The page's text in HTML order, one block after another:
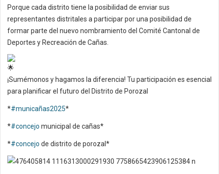
Porque cada distrito tiene la posibilidad de enviar sus
representantes distritales a participar por una posibilidad de
formar parte del nuevo nombramiento del Comité Cantonal de
Deportes y Recreación de Cañas.
¡Sumémonos y hagamos la diferencia! Tu participación es esencial
para planificar el futuro del Distrito de Porozal
*#municañas2025*
*#concejo municipal de cañas*
*#concejo de distrito de porozal*